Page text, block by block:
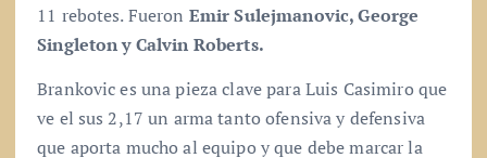
11 rebotes. Fueron Emir Sulejmanovic, George
Singleton y Calvin Roberts.
Brankovic es una pieza clave para Luis Casimiro que
ve el sus 2,17 un arma tanto ofensiva y defensiva
que aporta mucho al equipo y que debe marcar la